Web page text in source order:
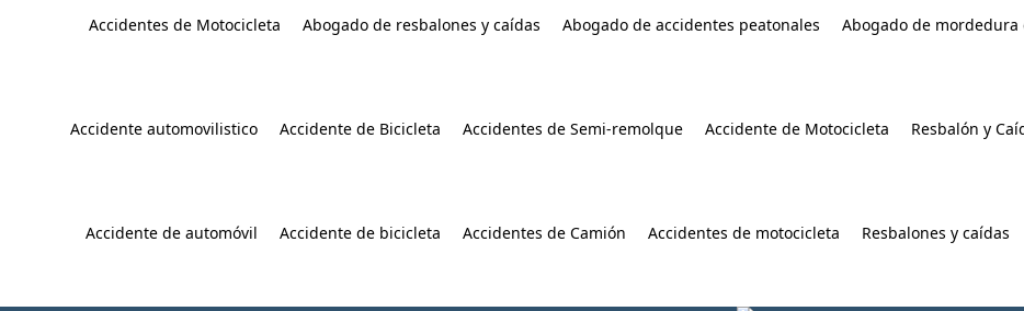
Accidentes de Motocicleta Abogado de resbalones y caídas Abogado de accidentes peatonales Abogado de mordedura
Accidente automovilistico Accidente de Bicicleta Accidentes de Semi-remolque Accidente de Motocicleta Resbalón y
Accidente de automóvil Accidente de bicicleta Accidentes de Camión Accidentes de motocicleta Resbalones y caídas